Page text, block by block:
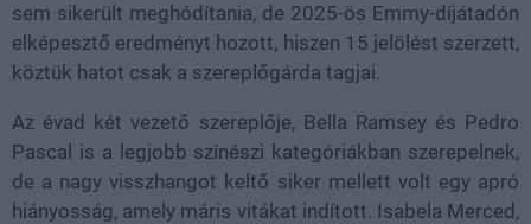
sem sikerült meghódítania, de 2025-ös Emmy-díjátadón
elképesztő eredményt hozott, hiszen 15 jelölést szerzett,
köztük hatot csak a szereplőgárda tagjai.
Az évad két vezető szereplője, Bella Ramsey és Pedro
Pascal is a legjobb színészi kategóriákban szerepelnek,
de a nagy visszhangot keltő siker mellett volt egy apró
hiányosság, amely máris vitákat indított. Isabela Merced,